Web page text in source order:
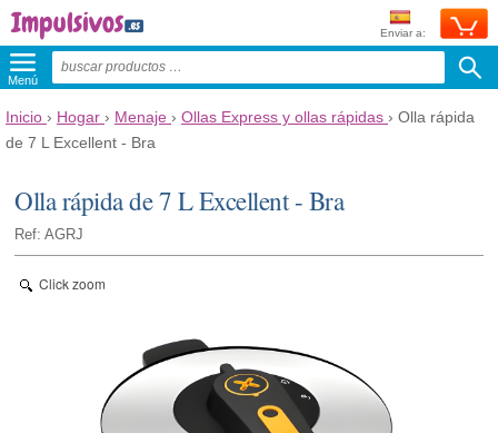
Enviar a:
Menú
Inicio › Hogar › Menaje › Ollas Express y ollas rápidas › Olla rápida
de 7 L Excellent - Bra
Olla rápida de 7 L Excellent - Bra
Ref: AGRJ
Click zoom